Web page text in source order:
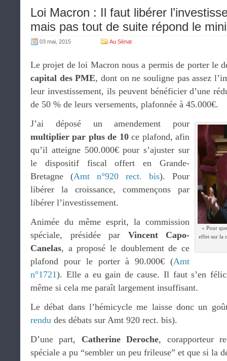
Loi Macron : Il faut libérer
mais pas tout de suite répond le
03 mai, 2015 Au Sénat
Le projet de loi Macron nous a permis de porter le
capital des PME, dont on ne souligne pas assez
leur investissement, ils peuvent bénéficier d’une
de 50 % de leurs versements, plafonnée à 45.000€.
« Pour
effet sur la
J’ai déposé un amendement pour
multiplier par plus de 10ce plafond, afin
qu’il atteigne 500.000€ pour s’ajuster sur
le dispositif fiscal offert en Grande-
Bretagne (Amt n°920 rect. bis). Pour
libérer la croissance, commençons par
libérer l’investissement.
Animée du même esprit, la commission
spéciale, présidée par Vincent Capo-
Canelas, a proposé le doublement de ce
plafond pour le porter à 90.000€ (Amt
n°1721). Elle a eu gain de cause. Il faut s’en
même si cela me paraît largement insuffisant.
Le débat dans l’hémicycle me laisse donc un
rendu des débats sur Amt 920 rect. bis).
D’une part, Catherine Deroche, corapporteur
spéciale a pu “sembler un peu frileuse” et que si la